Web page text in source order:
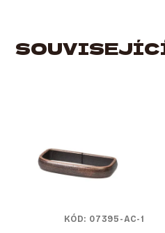
KÓD: 07395-AC-1